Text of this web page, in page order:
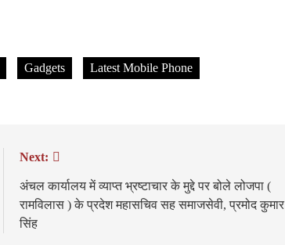
Gadgets Latest Mobile Phone
Next:
अंचल कार्यालय में व्याप्त भ्रष्टाचार के मुद्दे पर बोले लोजपा (
रामविलास ) के प्रदेश महासचिव सह समाजसेवी, प्रमोद कुमार
सिंह